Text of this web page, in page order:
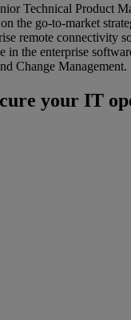
Technical Product
the go-to-market
remote connectivity
in the enterprise
Change Management.
your IT